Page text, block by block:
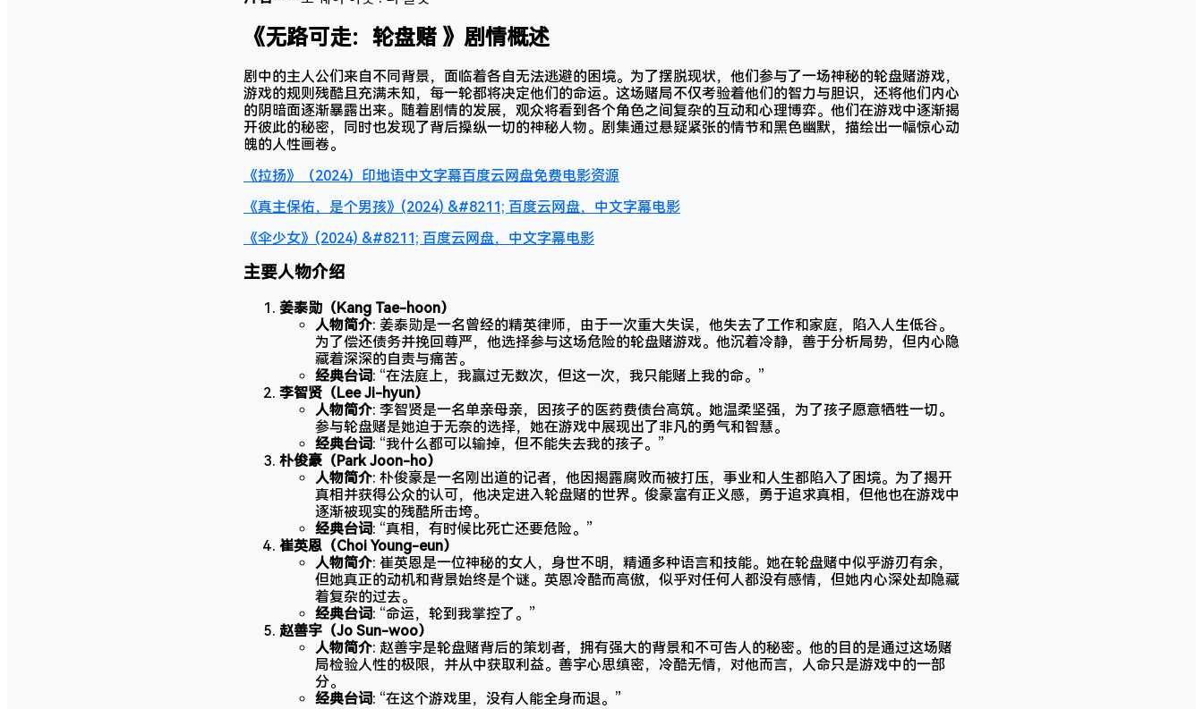
《无路可走：轮盘赌 》剧情概述
剧中的主人公们来自不同背景，面临着各自无法逃避的困境。为了摆脱现状，他们参与了一场神秘的轮盘赌游戏，
游戏的规则残酷且充满未知，每一轮都将决定他们的命运。这场赌局不仅考验着他们的智力与胆识，还将他们内心
的阴暗面逐渐暴露出来。随着剧情的发展，观众将看到各个角色之间复杂的互动和心理博弈。他们在游戏中逐渐揭
开彼此的秘密，同时也发现了背后操纵一切的神秘人物。剧集通过悬疑紧张的情节和黑色幽默，描绘出一幅惊心动
魄的人性画卷。
《拉扬》（2024）印地语中文字幕百度云网盘免费电影资源
《真主保佑，是个男孩》(2024) &#8211; 百度云网盘，中文字幕电影
《伞少女》(2024) &#8211; 百度云网盘，中文字幕电影
主要人物介绍
姜泰勋（Kang Tae-hoon）
人物简介: 姜泰勋是一名曾经的精英律师，由于一次重大失误，他失去了工作和家庭，陷入人生低谷。
为了偿还债务并挽回尊严，他选择参与这场危险的轮盘赌游戏。他沉着冷静，善于分析局势，但内心隐
藏着深深的自责与痛苦。
经典台词: “在法庭上，我赢过无数次，但这一次，我只能赌上我的命。”
李智贤（Lee Ji-hyun）
人物简介: 李智贤是一名单亲母亲，因孩子的医药费债台高筑。她温柔坚强，为了孩子愿意牺牲一切。
参与轮盘赌是她迫于无奈的选择，她在游戏中展现出了非凡的勇气和智慧。
经典台词: “我什么都可以输掉，但不能失去我的孩子。”
朴俊豪（Park Joon-ho）
人物简介: 朴俊豪是一名刚出道的记者，他因揭露腐败而被打压，事业和人生都陷入了困境。为了揭开
真相并获得公众的认可，他决定进入轮盘赌的世界。俊豪富有正义感，勇于追求真相，但他也在游戏中
逐渐被现实的残酷所击垮。
经典台词: “真相，有时候比死亡还要危险。”
崔英恩（Choi Young-eun）
人物简介: 崔英恩是一位神秘的女人，身世不明，精通多种语言和技能。她在轮盘赌中似乎游刃有余，
但她真正的动机和背景始终是个谜。英恩冷酷而高傲，似乎对任何人都没有感情，但她内心深处却隐藏
着复杂的过去。
经典台词: “命运，轮到我掌控了。”
赵善宇（Jo Sun-woo）
人物简介: 赵善宇是轮盘赌背后的策划者，拥有强大的背景和不可告人的秘密。他的目的是通过这场赌
局检验人性的极限，并从中获取利益。善宇心思缜密，冷酷无情，对他而言，人命只是游戏中的一部
分。
经典台词: “在这个游戏里，没有人能全身而退。”